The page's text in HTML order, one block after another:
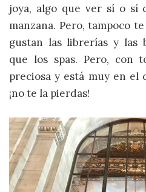
joya, algo que ver sí o sí
manzana. Pero, tampoco
gustan las librerías y las
que los spas. Pero, con
preciosa y está muy en el
¡no te la pierdas!